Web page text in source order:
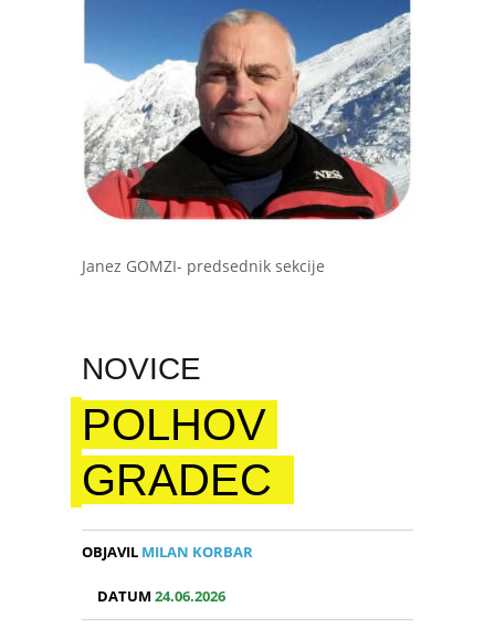
Janez GOMZI- predsednik sekcije
NOVICE
POLHOV
GRADEC
OBJAVIL MILAN KORBAR
DATUM24.06.2026